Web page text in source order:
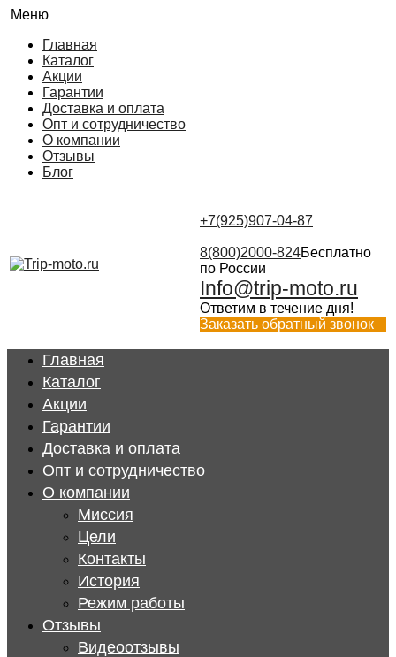
Меню
Главная
Каталог
Акции
Гарантии
Доставка и оплата
Опт и сотрудничество
О компании
Отзывы
Блог
+7(925)907-04-87
8(800)2000-824Бесплатно
по России
Info@trip-moto.ru
Ответим в течение дня!
Заказать обратный звонок
Главная
Каталог
Акции
Гарантии
Доставка и оплата
Опт и сотрудничество
О компании
Миссия
Цели
Контакты
История
Режим работы
Отзывы
Видеоотзывы